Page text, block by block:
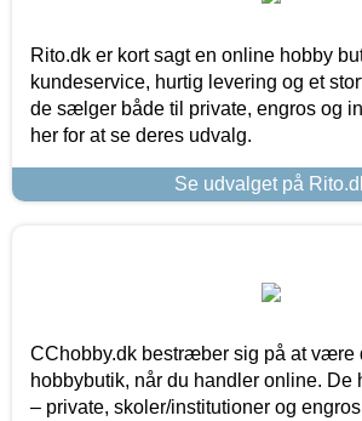
Rito.dk er kort sagt en online hobby
kundeservice, hurtig levering og et
de sælger både til private, engros og
her for at se deres udvalg.
Se udvalget på
CChobby.dk bestræber sig på at være
hobbybutik, når du handler online. De
– private, skoler/institutioner og